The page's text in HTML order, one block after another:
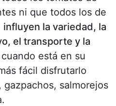
ni que todos los de
influyen la variedad, la
el transporte y la
está en su
fácil disfrutarlo
gazpachos, salmorejos